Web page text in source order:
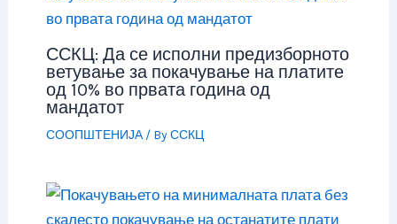
ССКЦ: Да се исполни предизборното
ветување за покачување на платите
од 10% во првата година од
мандатот
СООПШТЕНИЈА/ ByССКЦ